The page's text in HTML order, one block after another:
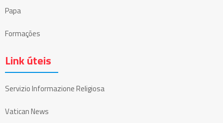
Papa
Formações
Link úteis
Servizio Informazione Religiosa
Vatican News